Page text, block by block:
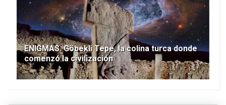
ENIGMAS. Göbekli Tepe, la colina turca donde
comenzó la civilización